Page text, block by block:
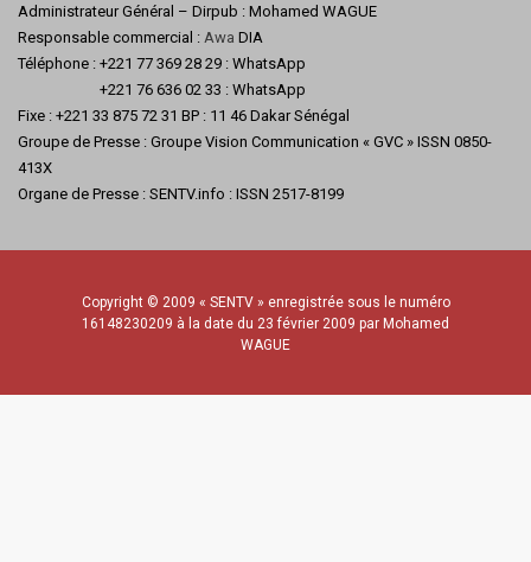
Administrateur Général – Dirpub : Mohamed WAGUE
Responsable commercial : Awa DIA
Téléphone : +221 77 369 28 29 : WhatsApp
+221 76 636 02 33 : WhatsApp
Fixe : +221 33 875 72 31 BP : 11 46 Dakar Sénégal
Groupe de Presse : Groupe Vision Communication « GVC » ISSN 0850-
413X
Organe de Presse : SENTV.info : ISSN 2517-8199
Copyright © 2009 « SENTV » enregistrée sous le numéro
16148230209 à la date du 23 février 2009 par Mohamed
WAGUE